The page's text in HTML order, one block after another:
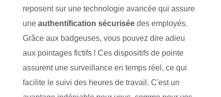
reposent sur une technologie avancée qui assure
une authentification sécuriséedes employés.
Grâce aux badgeuses, vous pouvez dire adieu
aux pointages fictifs ! Ces dispositifs de pointe
assurent une surveillance en temps réel, ce qui
facilite le suivi des heures de travail. C'est un